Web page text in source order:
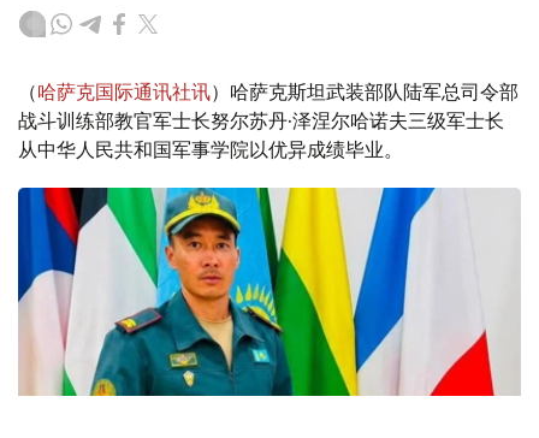
（哈萨克国际通讯社讯）哈萨克斯坦武装部队陆军总司令部
战斗训练部教官军士长努尔苏丹·泽涅尔哈诺夫三级军士长
从中华人民共和国军事学院以优异成绩毕业。